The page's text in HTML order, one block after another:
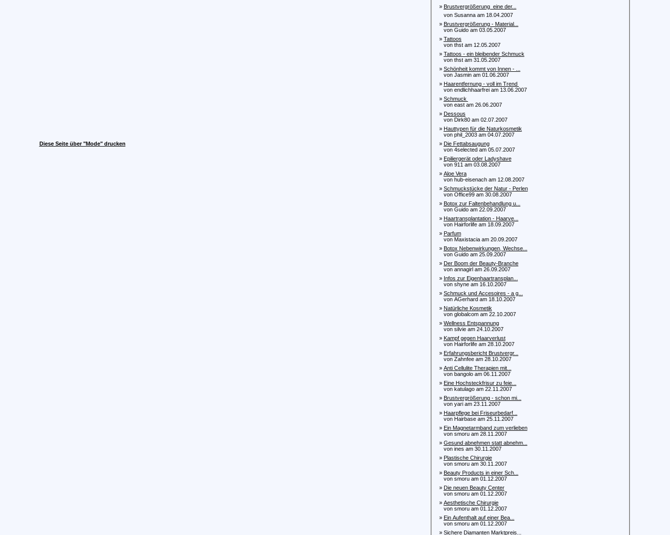
Diese Seite über "Mode" drucken
» Brustvergrößerung  eine der...
von Susanna am 18.04.2007
» Brustvergrößerung - Material...
von Guido am 03.05.2007
» Tattoos
von thst am 12.05.2007
» Tattoos - ein bleibender Schmuck
von thst am 31.05.2007
» Schönheit kommt von Innen - ...
von Jasmin am 01.06.2007
» Haarentfernung - voll im Trend
von endlichhaarfrei am 13.06.2007
» Schmuck
von east am 26.06.2007
» Dessous
von Dirk80 am 02.07.2007
» Hauttypen für die Naturkosmetik
von phil_2003 am 04.07.2007
» Die Fettabsaugung
von 4selected am 05.07.2007
» Epiliergerät oder Ladyshave
von 911 am 03.08.2007
» Aloe Vera
von hub-eisenach am 12.08.2007
» Schmuckstücke der Natur - Perlen
von Office99 am 30.08.2007
» Botox zur Faltenbehandlung u...
von Guido am 22.09.2007
» Haartransplantation - Haarve...
von Hairforlife am 18.09.2007
» Parfum
von Maxistacia am 20.09.2007
» Botox Nebenwirkungen, Wechse...
von Guido am 25.09.2007
» Der Boom der Beauty-Branche
von annagirl am 26.09.2007
» Infos zur Eigenhaartransplan...
von shyne am 16.10.2007
» Schmuck und Accesoires - a g...
von AGerhard am 18.10.2007
» Natürliche Kosmetik
von globalcom am 22.10.2007
» Wellness Entspannung
von silvie am 24.10.2007
» Kampf gegen Haarverlust
von Hairforlife am 28.10.2007
» Erfahrungsbericht Brustvergr...
von Zahnfee am 28.10.2007
» Anti Cellulite Therapien mit...
von bangolo am 06.11.2007
» Eine Hochsteckfrisur zu feie...
von katulago am 22.11.2007
» Brustvergrößerung - schon mi...
von yari am 23.11.2007
» Haarpflege bei Friseurbedarf...
von Hairbase am 25.11.2007
» Ein Magnetarmband zum verlieben
von smoru am 28.11.2007
» Gesund abnehmen statt abnehm...
von ines am 30.11.2007
» Plastische Chirurgie
von smoru am 30.11.2007
» Beauty Products in einer Sch...
von smoru am 01.12.2007
» Die neuen Beauty Center
von smoru am 01.12.2007
» Aesthetische Chirurgie
von smoru am 01.12.2007
» Ein Aufenthalt auf einer Bea...
von smoru am 01.12.2007
» Sichere Diamanten Marktpreis...